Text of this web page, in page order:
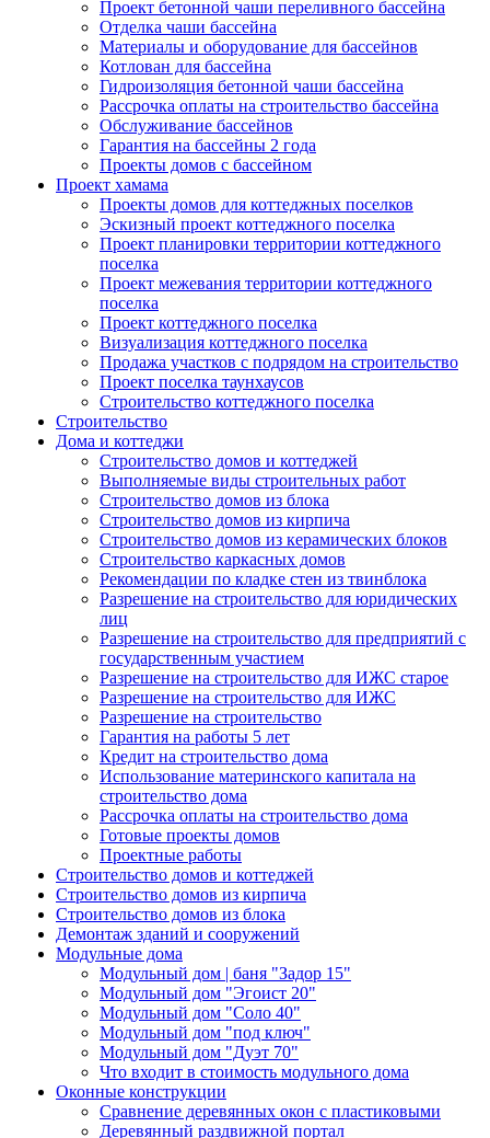
Проект бетонной чаши переливного бассейна
Отделка чаши бассейна
Материалы и оборудование для бассейнов
Котлован для бассейна
Гидроизоляция бетонной чаши бассейна
Рассрочка оплаты на строительство бассейна
Обслуживание бассейнов
Гарантия на бассейны 2 года
Проекты домов с бассейном
Проект хамама
Проекты домов для коттеджных поселков
Эскизный проект коттеджного поселка
Проект планировки территории коттеджного
поселка
Проект межевания территории коттеджного
поселка
Проект коттеджного поселка
Визуализация коттеджного поселка
Продажа участков с подрядом на строительство
Проект поселка таунхаусов
Строительство коттеджного поселка
Строительство
Дома и коттеджи
Строительство домов и коттеджей
Выполняемые виды строительных работ
Строительство домов из блока
Строительство домов из кирпича
Строительство домов из керамических блоков
Строительство каркасных домов
Рекомендации по кладке стен из твинблока
Разрешение на строительство для юридических
лиц
Разрешение на строительство для предприятий с
государственным участием
Разрешение на строительство для ИЖС старое
Разрешение на строительство для ИЖС
Разрешение на строительство
Гарантия на работы 5 лет
Кредит на строительство дома
Использование материнского капитала на
строительство дома
Рассрочка оплаты на строительство дома
Готовые проекты домов
Проектные работы
Строительство домов и коттеджей
Строительство домов из кирпича
Строительство домов из блока
Демонтаж зданий и сооружений
Модульные дома
Модульный дом | баня "Задор 15"
Модульный дом "Эгоист 20"
Модульный дом "Соло 40"
Модульный дом "под ключ"
Модульный дом "Дуэт 70"
Что входит в стоимость модульного дома
Оконные конструкции
Сравнение деревянных окон с пластиковыми
Деревянный раздвижной портал